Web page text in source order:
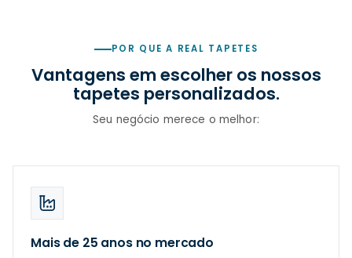
POR QUE A REAL TAPETES
Vantagens em escolher os nossos
tapetes personalizados.
Seu negócio merece o melhor:
Mais de 25 anos no mercado